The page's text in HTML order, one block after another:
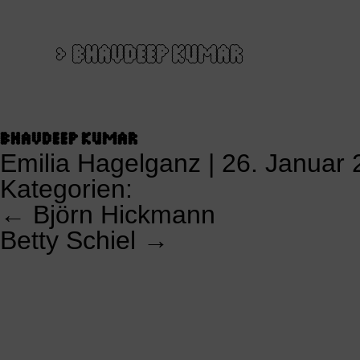
> BHAVDEEP KUMAR
BHAVDEEP KUMAR
Emilia Hagelganz | 26. Januar
Kategorien:
KALENDERSNAVIGATION
← Björn Hickmann
Betty Schiel →